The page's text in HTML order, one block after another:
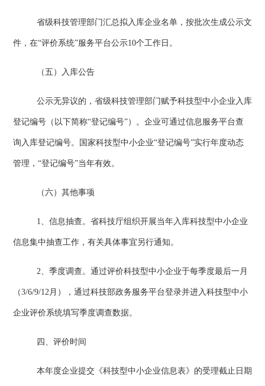
省级科技管理部门汇总拟入库企业名单，按批次生成公示文
件，在“评价系统”服务平台公示10个工作日。
（五） 入库公告
公示无异议的，省级科技管理部门赋予科技型中小企业入库
登记编号（以下简称“登记编号”）。企业可通过信息服务平台查
询入库登记编号。国家科技型中小企业“登记编号”实行年度动态
管理，“登记编号”当年有效。
（六）其他事项
1、信息抽查。省科技厅组织开展当年入库科技型中小企业
信息集中抽查工作，有关具体事宜另行通知。
2、季度调查。通过评价科技型中小企业于每季度最后一月
（3/6/9/12月），通过科技部政务服务平台登录并进入科技型中小
企业评价系统填写季度调查数据。
四、评价时间
本年度企业提交《科技型中小企业信息表》的受理截止日期